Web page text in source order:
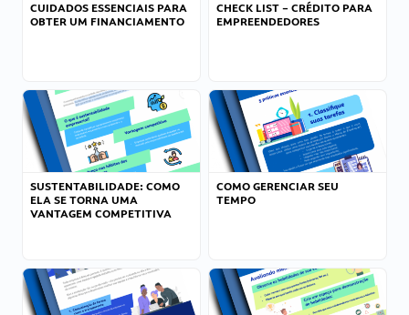
CUIDADOS ESSENCIAIS PARA
OBTER UM FINANCIAMENTO
CHECK LIST – CRÉDITO PARA
EMPREENDEDORES
SUSTENTABILIDADE: COMO
ELA SE TORNA UMA
VANTAGEM COMPETITIVA
COMO GERENCIAR SEU
TEMPO